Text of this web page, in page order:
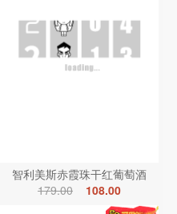
智利美斯赤霞珠干红葡萄酒
179.00
108.00